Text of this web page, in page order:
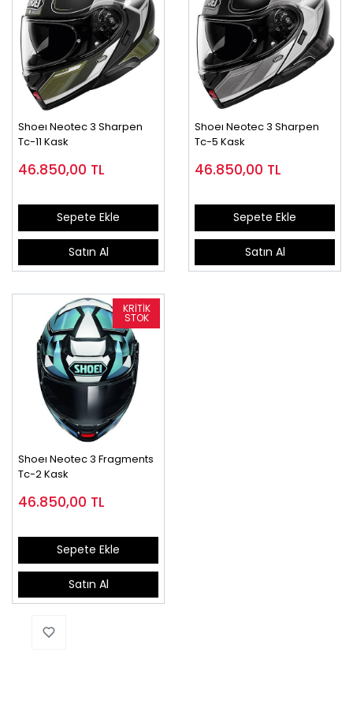
Shoeı Neotec 3 Sharpen
Tc-11 Kask
46.850,00 TL
Sepete Ekle
Satın Al
Shoeı Neotec 3 Sharpen
Tc-5 Kask
46.850,00 TL
Sepete Ekle
Satın Al
Shoeı Neotec 3 Fragments
Tc-2 Kask
46.850,00 TL
Sepete Ekle
Satın Al